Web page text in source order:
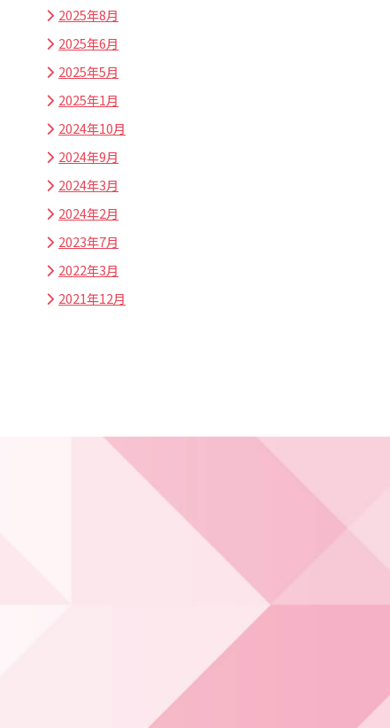
2025年8月
2025年6月
2025年5月
2025年1月
2024年10月
2024年9月
2024年3月
2024年2月
2023年7月
2022年3月
2021年12月